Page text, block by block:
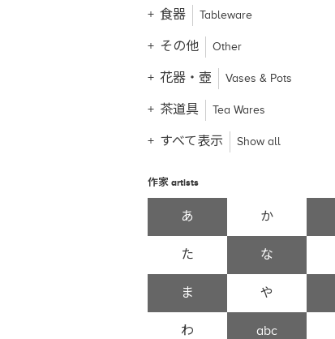
食器 Tableware
その他 Other
花器・壺 Vases & Pots
茶道具 Tea Wares
すべて表示 Show all
作家 artists
あ か
た な
ま や
わ abc